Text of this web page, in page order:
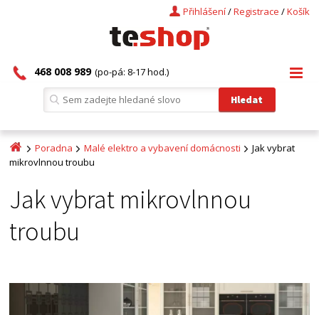
Košík
/
Registrace
/
Přihlášení
468 008 989 (po-pá: 8-17 hod.)
Poradna Malé elektro a vybavení domácnosti
Jak vybrat
mikrovlnnou troubu
Jak vybrat mikrovlnnou
troubu